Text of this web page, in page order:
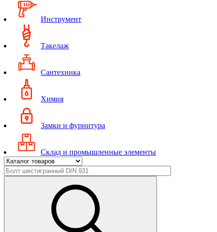
Инструмент
Такелаж
Сантехника
Химия
Замки и фурнитура
Склад и промышленные элементы